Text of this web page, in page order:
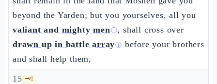
beyond the Yarden; but you yourselves, all you
valiant and mighty menⓘ, shall cross over
drawn up in battle arrayⓘ before your brothers
and shall help them,
15 🗝️1